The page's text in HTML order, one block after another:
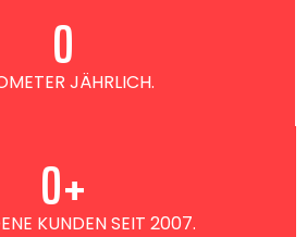
JÄHRLICH.
0
KUNDEN SEIT 2007.
0+